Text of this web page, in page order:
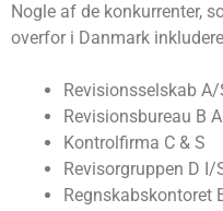
Nogle af de konkurrenter,
overfor i Danmark
Revisionsselskab A/
Revisionsbureau B
Kontrolfirma C & S
Revisorgruppen D I/
Regnskabskontoret